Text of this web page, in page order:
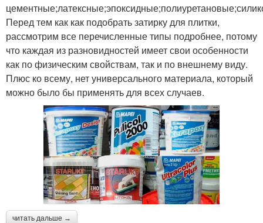
Перед тем как как подобрать затирку для плитки,
рассмотрим все перечисленные типы подробнее, потому
что каждая из разновидностей имеет свои особенности
как по физическим свойствам, так и по внешнему виду.
Плюс ко всему, нет универсального материала, который
можно было бы применять для всех случаев.
читать дальше →